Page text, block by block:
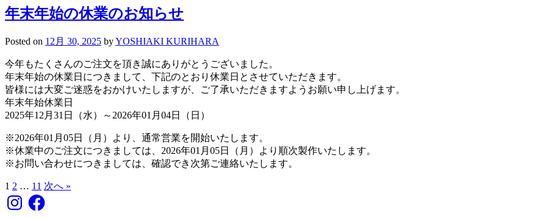
年末年始の休業のお知らせ
Posted on 12月 30, 2025 byYOSHIAKI KURIHARA
今年もたくさんのご注文を頂き誠にありがとうございました。
年末年始の休業日につきまして、下記のとおり休業日とさせていただきます。
皆様には大変ご迷惑をおかけいたしますが、ご了承いただきますようお願い申し上げます。
年末年始休業日
2025年12月31日（水）～2026年01月04日（日）
※2026年01月05日（月）より、通常営業を開始いたします。
※休業中のご注文につきましては、2026年01月05日（月）より順次製作いたします。
※お問い合わせにつきましては、確認でき次第ご連絡いたします。
投
稿
1 2 … 11 次へ »
InstagramFacebook